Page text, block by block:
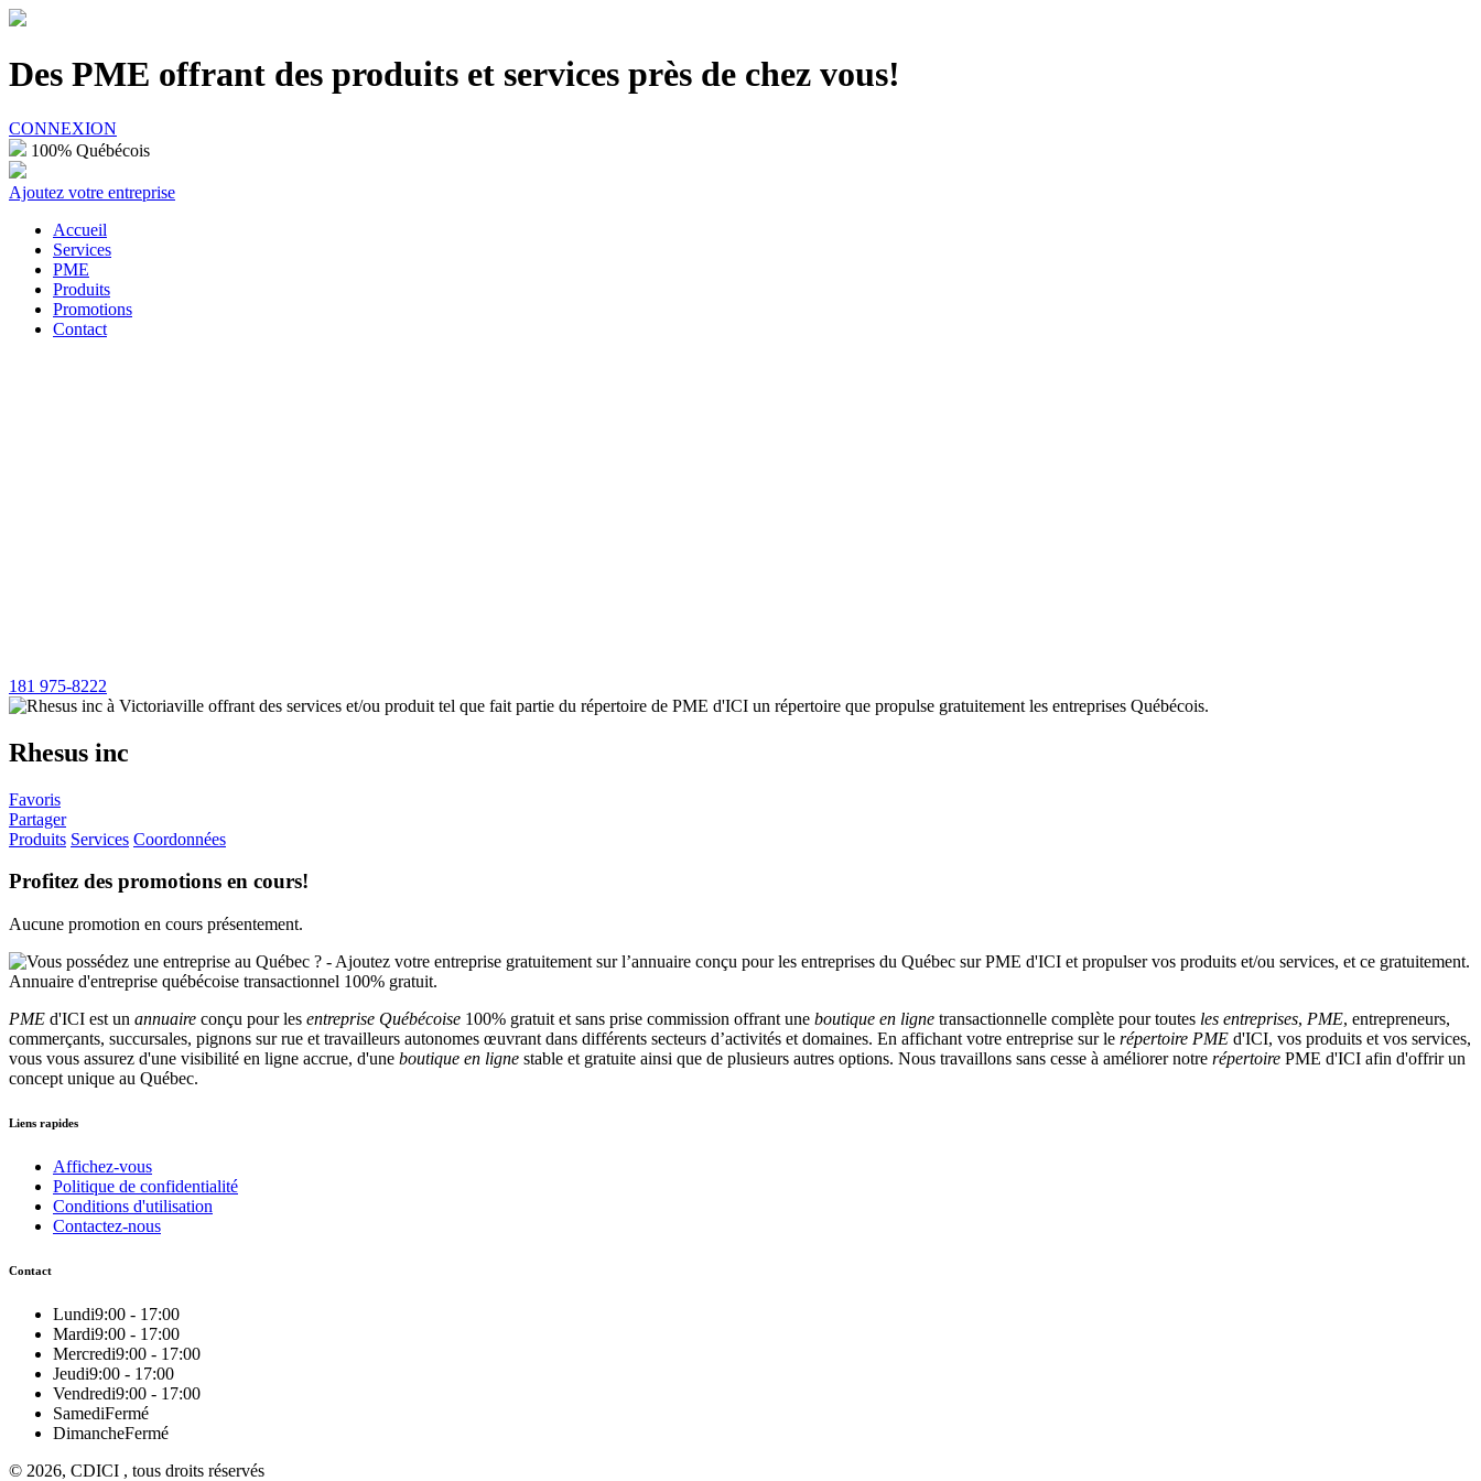
Des PME offrant des produits et services près de chez vous!
CONNEXION
100% Québécois
Ajoutez votre entreprise
Accueil
Services
PME
Produits
Promotions
Contact
181 975-8222
Rhesus inc
Favoris
Partager
Produits Services Coordonnées
Profitez des promotions en cours!
Aucune promotion en cours présentement.
PME d'ICI est un annuaire conçu pour les entreprise Québécoise 100% gratuit et sans prise commission offrant une boutique en ligne transactionnelle complète pour toutes les entreprises, PME, entrepreneurs,
commerçants, succursales, pignons sur rue et travailleurs autonomes œuvrant dans différents secteurs d’activités et domaines. En affichant votre entreprise sur le répertoire PME d'ICI, vos produits et vos services,
vous vous assurez d'une visibilité en ligne accrue, d'une boutique en ligne stable et gratuite ainsi que de plusieurs autres options. Nous travaillons sans cesse à améliorer notre répertoire PME d'ICI afin d'offrir un
concept unique au Québec.
Liens rapides
Affichez-vous
Politique de confidentialité
Conditions d'utilisation
Contactez-nous
Contact
Lundi9:00 - 17:00
Mardi9:00 - 17:00
Mercredi9:00 - 17:00
Jeudi9:00 - 17:00
Vendredi9:00 - 17:00
SamediFermé
DimancheFermé
© 2026, CDICI , tous droits réservés